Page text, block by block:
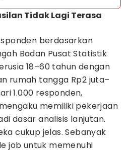
Tidak Lagi Terasa
berdasarkan
Badan Pusat Statistik
18–60 tahun dengan
rumah tangga Rp2 juta–
1.000 responden,
memiliki pekerjaan
dasar analisis lanjutan.
cukup jelas. Sebanyak
job untuk memenuhi